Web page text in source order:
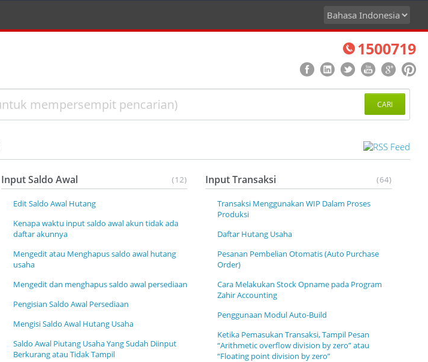
1500719
CARI
(12)
Input Saldo Awal
Edit Saldo Awal Hutang
Kenapa waktu input saldo awal akun tidak ada
daftar akunnya
Mengedit atau Menghapus saldo awal hutang
usaha
Mengedit dan menghapus saldo awal persediaan
Pengisian Saldo Awal Persediaan
Mengisi Saldo Awal Hutang Usaha
Saldo Awal Piutang Usaha Yang Sudah Diinput
Berkurang atau Tidak Tampil
(64)
Input Transaksi
Transaksi Menggunakan WIP Dalam Proses
Produksi
Daftar Hutang Usaha
Pesanan Pembelian Otomatis (Auto Purchase
Order)
Cara Melakukan Stock Opname pada Program
Zahir Accounting
Penggunaan Modul Auto-Build
Ketika Pemasukan Transaksi, Tampil Pesan
“Arithmetic overflow division by zero” atau
“Floating point division by zero”